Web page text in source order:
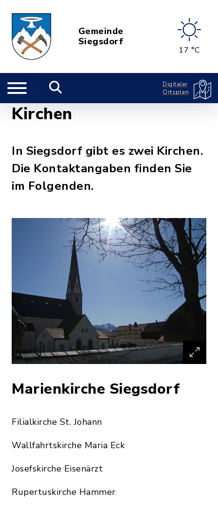
Gemeinde
Siegsdorf
17 °C
Digitaler
Ortsplan
Kirchen
In Siegsdorf gibt es zwei Kirchen.
Die Kontaktangaben finden Sie
im Folgenden.
Marienkirche Siegsdorf
Filialkirche St. Johann
Wallfahrtskirche Maria Eck
Josefskirche Eisenärzt
Rupertuskirche Hammer